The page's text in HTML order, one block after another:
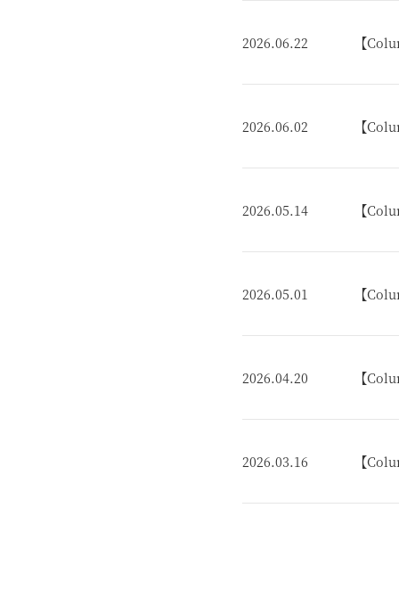
2026.06.22 【
2026.06.02 【
2026.05.14 【
2026.05.01 【
2026.04.20 【
2026.03.16 【